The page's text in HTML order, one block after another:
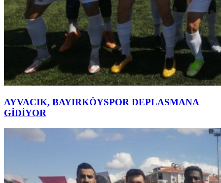
AYVACIK, BAYIRKÖYSPOR DEPLASMANA
GİDİYOR